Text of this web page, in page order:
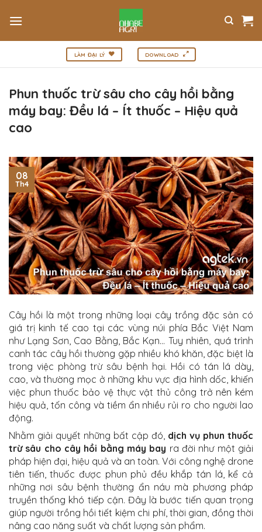
qua
nội
dung
LÀM ĐẠI LÝ DOWNLOAD
Phun thuốc trừ sâu cho cây hồi bằng
máy bay: Đều lá – Ít thuốc – Hiệu quả
cao
08
Th4
Cây hồi là một trong những loại cây trồng đặc sản có
giá trị kinh tế cao tại các vùng núi phía Bắc Việt Nam
như Lạng Sơn, Cao Bằng, Bắc Kạn… Tuy nhiên, quá trình
canh tác cây hồi thường gặp nhiều khó khăn, đặc biệt là
trong việc phòng trừ sâu bệnh hại. Hồi có tán lá dày,
cao, và thường mọc ở những khu vực địa hình dốc, khiến
việc phun thuốc bảo vệ thực vật thủ công trở nên kém
hiệu quả, tốn công và tiềm ẩn nhiều rủi ro cho người lao
động.
Nhằm giải quyết những bất cập đó, dịch vụ phun thuốc
trừ sâu cho cây hồi bằng máy bay ra đời như một giải
pháp hiện đại, hiệu quả và an toàn. Với công nghệ drone
tiên tiến, thuốc được phun phủ đều khắp tán lá, kể cả
những nơi sâu bệnh thường ẩn náu mà phương pháp
truyền thống khó tiếp cận. Đây là bước tiến quan trọng
giúp người trồng hồi tiết kiệm chi phí, thời gian, đồng thời
nâng cao năng suất và chất lượng sản phẩm.